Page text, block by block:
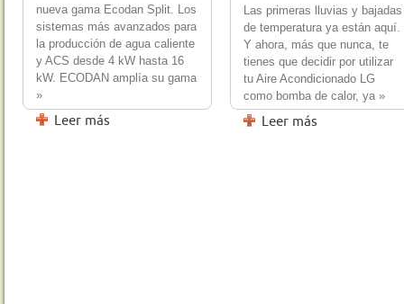
nueva gama Ecodan Split. Los
sistemas más avanzados para
la producción de agua caliente
y ACS desde 4 kW hasta 16
kW. ECODAN amplía su gama
»
Leer más
Las primeras lluvias y bajadas
de temperatura ya están aquí.
Y ahora, más que nunca, te
tienes que decidir por utilizar
tu Aire Acondicionado LG
como bomba de calor, ya »
Leer más